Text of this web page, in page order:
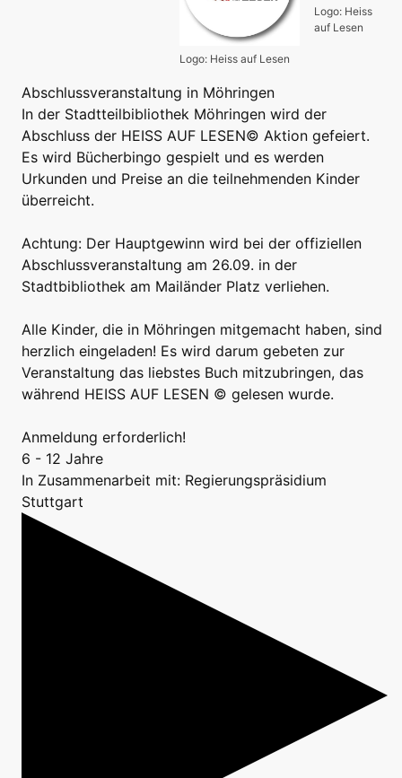
Logo: Heiss
auf Lesen
Logo: Heiss auf Lesen
Abschlussveranstaltung in Möhringen
In der Stadtteilbibliothek Möhringen wird der
Abschluss der HEISS AUF LESEN© Aktion gefeiert.
Es wird Bücherbingo gespielt und es werden
Urkunden und Preise an die teilnehmenden Kinder
überreicht.
Achtung: Der Hauptgewinn wird bei der offiziellen
Abschlussveranstaltung am 26.09. in der
Stadtbibliothek am Mailänder Platz verliehen.
Alle Kinder, die in Möhringen mitgemacht haben, sind
herzlich eingeladen! Es wird darum gebeten zur
Veranstaltung das liebstes Buch mitzubringen, das
während HEISS AUF LESEN © gelesen wurde.
Anmeldung erforderlich!
6 - 12 Jahre
In Zusammenarbeit mit: Regierungspräsidium
Stuttgart